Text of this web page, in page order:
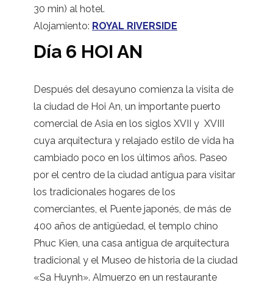
30 min) al hotel.
Alojamiento: ROYAL RIVERSIDE
Día 6 HOI AN
Después del desayuno comienza la visita de
la ciudad de Hoi An, un importante puerto
comercial de Asia en los siglos XVII y XVIII
cuya arquitectura y relajado estilo de vida ha
cambiado poco en los últimos años. Paseo
por el centro de la ciudad antigua para visitar
los tradicionales hogares de los
comerciantes, el Puente japonés, de más de
400 años de antigüedad, el templo chino
Phuc Kien, una casa antigua de arquitectura
tradicional y el Museo de historia de la ciudad
«Sa Huynh». Almuerzo en un restaurante